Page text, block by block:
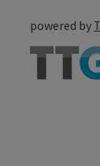
powered by